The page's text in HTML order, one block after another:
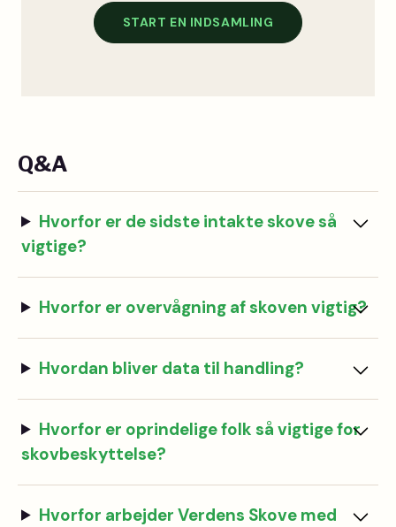
START EN INDSAMLING
Q&A
Hvorfor er de sidste intakte skove så
vigtige?
Hvorfor er overvågning af skoven vigtig?
Hvordan bliver data til handling?
Hvorfor er oprindelige folk så vigtige for
skovbeskyttelse?
Hvorfor arbejder Verdens Skove med